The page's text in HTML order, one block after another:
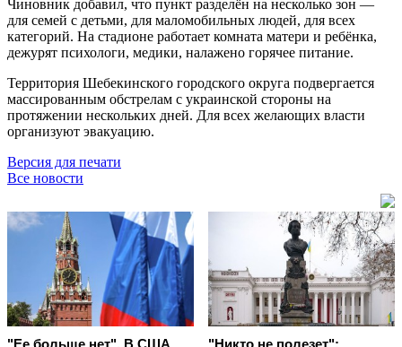
Чиновник добавил, что пункт разделён на несколько зон —
для семей с детьми, для маломобильных людей, для всех
категорий. На стадионе работает комната матери и ребёнка,
дежурят психологи, медики, налажено горячее питание.
Территория Шебекинского городского округа подвергается
массированным обстрелам с украинской стороны на
протяжении нескольких дней. Для всех желающих власти
организуют эвакуацию.
Версия для печати
Все новости
"Ее больше нет". В США
"Никто не полезет":